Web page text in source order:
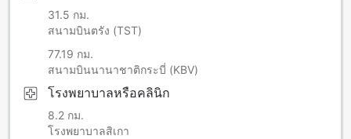
31.5 กม.
สนามบินตรัง (TST)
77.19 กม.
สนามบินนานาชาติกระบี่ (KBV)
โรงพยาบาลหรือคลินิก
8.2 กม.
โรงพยาบาลสิเกา